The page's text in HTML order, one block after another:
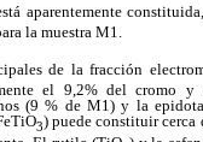
aparentemente
la muestra M1.
de la fracción
el 9,2% del cromo
(9 % de M1) y la
3) puede constituir cerca